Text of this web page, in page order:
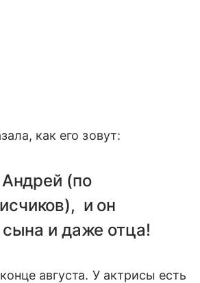
как его зовут:
(по
и он
сына и даже отца!
августа. У актрисы есть